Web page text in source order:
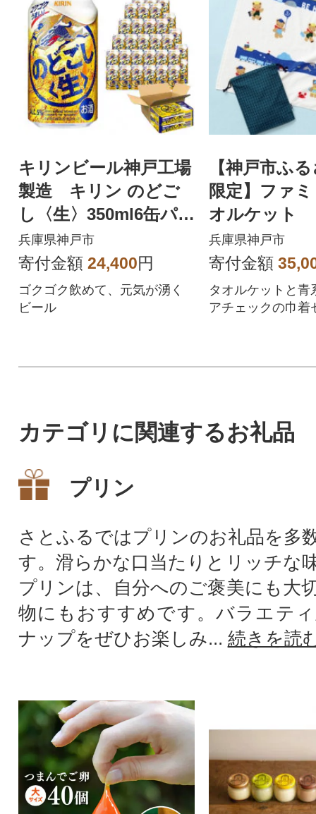
キリンビール神戸工場
製造 キリン のどご
し〈生〉350ml6缶パ
ック(4入)×2ケース(計4
8本)
兵庫県神戸市
寄付金額 24,400円
ゴクゴク飲めて、元気が湧く
ビール
【神戸市ふ
限定】ファ
オルケット
兵庫県神戸市
寄付金額
タオルケットと青
アチェックの巾着
カテゴリに関連するお礼品
プリン
さとふるではプリンのお礼品を多
す。滑らかな口当たりとリッチな
プリンは、自分へのご褒美にも大
物にもおすすめです。バラエテ
ナップをぜひお楽しみ... 続きを読